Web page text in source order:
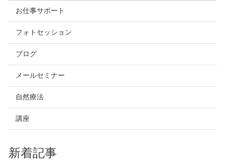
お仕事サポート
フォトセッション
ブログ
メールセミナー
自然療法
講座
新着記事